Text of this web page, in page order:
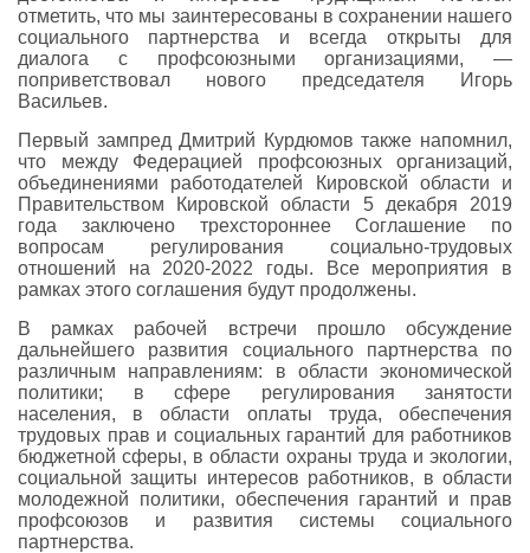
отметить, что мы заинтересованы в сохранении нашего
социального партнерства и всегда открыты для
диалога с профсоюзными организациями, —
поприветствовал нового председателя Игорь
Васильев.
Первый зампред Дмитрий Курдюмов также напомнил,
что между Федерацией профсоюзных организаций,
объединениями работодателей Кировской области и
Правительством Кировской области 5 декабря 2019
года заключено трехстороннее Соглашение по
вопросам регулирования социально-трудовых
отношений на 2020-2022 годы. Все мероприятия в
рамках этого соглашения будут продолжены.
В рамках рабочей встречи прошло обсуждение
дальнейшего развития социального партнерства по
различным направлениям: в области экономической
политики; в сфере регулирования занятости
населения, в области оплаты труда, обеспечения
трудовых прав и социальных гарантий для работников
бюджетной сферы, в области охраны труда и экологии,
социальной защиты интересов работников, в области
молодежной политики, обеспечения гарантий и прав
профсоюзов и развития системы социального
партнерства.